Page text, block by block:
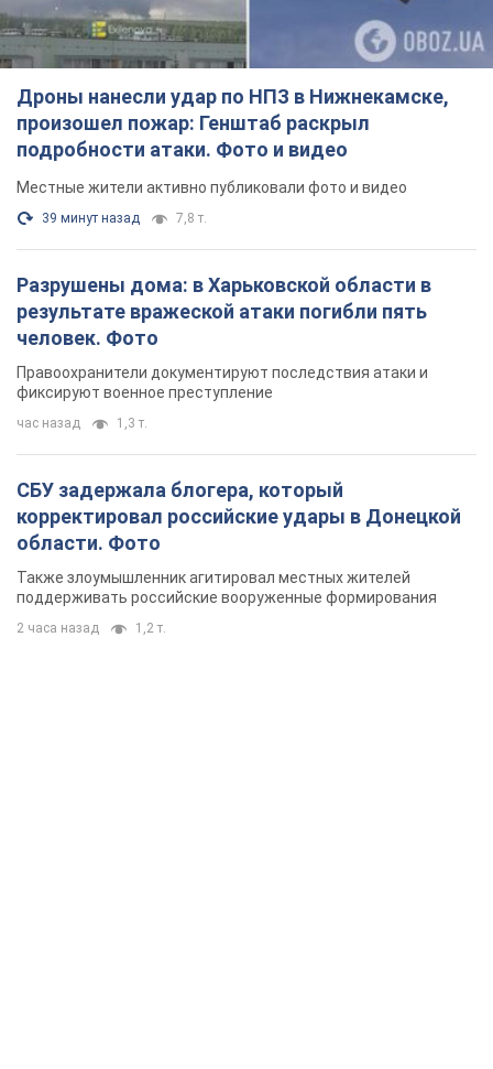
Дроны нанесли удар по НПЗ в Нижнекамске,
произошел пожар: Генштаб раскрыл
подробности атаки. Фото и видео
Местные жители активно публиковали фото и видео
39 минут назад 7,8 т.
Разрушены дома: в Харьковской области в
результате вражеской атаки погибли пять
человек. Фото
Правоохранители документируют последствия атаки и
фиксируют военное преступление
час назад 1,3 т.
СБУ задержала блогера, который
корректировал российские удары в Донецкой
области. Фото
Также злоумышленник агитировал местных жителей
поддерживать российские вооруженные формирования
2 часа назад 1,2 т.